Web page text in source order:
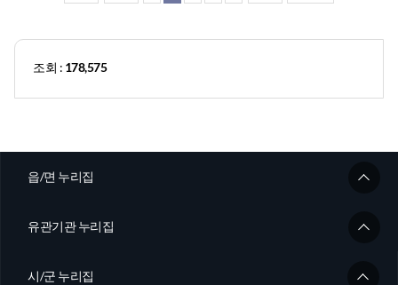
조회 : 178,575
읍/면 누리집
유관기관 누리집
시/군 누리집